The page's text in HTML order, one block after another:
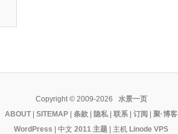
Copyright © 2009-2026 水景一页
ABOUT | SITEMAP | 条款 | 隐私 | 联系 | 订阅 | 聚·博客
WordPress | 中文 2011 主题 | 主机 Linode VPS